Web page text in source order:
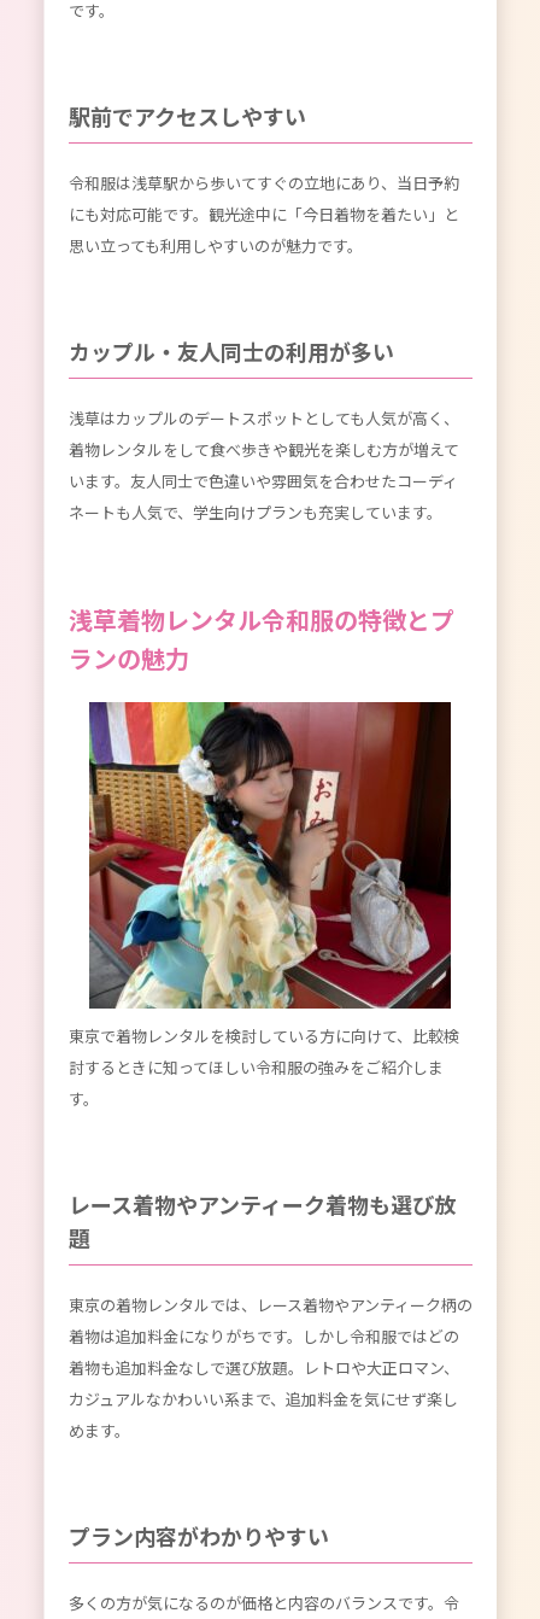
です。
駅前でアクセスしやすい
令和服は浅草駅から歩いてすぐの立地にあり、当日予約
にも対応可能です。観光途中に「今日着物を着たい」と
思い立っても利用しやすいのが魅力です。
カップル・友人同士の利用が多い
浅草はカップルのデートスポットとしても人気が高く、
着物レンタルをして食べ歩きや観光を楽しむ方が増えて
います。友人同士で色違いや雰囲気を合わせたコーディ
ネートも人気で、学生向けプランも充実しています。
浅草着物レンタル令和服の特徴とプ
ランの魅力
東京で着物レンタルを検討している方に向けて、比較検
討するときに知ってほしい令和服の強みをご紹介しま
す。
レース着物やアンティーク着物も選び放
題
東京の着物レンタルでは、レース着物やアンティーク柄の
着物は追加料金になりがちです。しかし令和服ではどの
着物も追加料金なしで選び放題。レトロや大正ロマン、
カジュアルなかわいい系まで、追加料金を気にせず楽し
めます。
プラン内容がわかりやすい
多くの方が気になるのが価格と内容のバランスです。令